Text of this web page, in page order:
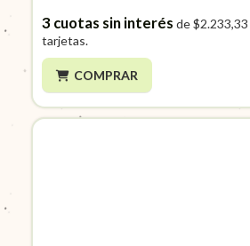
3cuotas sin interés de$2.233,33
tarjetas.
COMPRAR